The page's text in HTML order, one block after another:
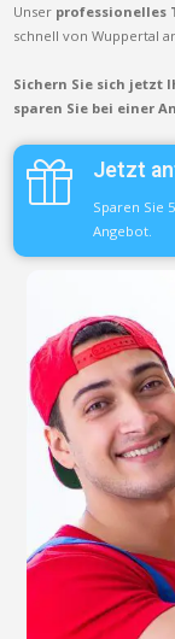
Unser professionelles
schnell von Wuppertal
Sichern Sie sich jetzt
sparen Sie bei einer
Jetzt
Sparen Sie
Angebot.